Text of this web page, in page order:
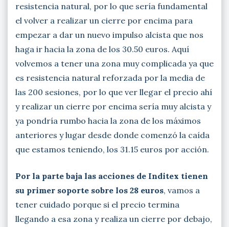
resistencia natural, por lo que sería fundamental
el volver a realizar un cierre por encima para
empezar a dar un nuevo impulso alcista que nos
haga ir hacia la zona de los 30.50 euros. Aquí
volvemos a tener una zona muy complicada ya que
es resistencia natural reforzada por la media de
las 200 sesiones, por lo que ver llegar el precio ahí
y realizar un cierre por encima sería muy alcista y
ya pondría rumbo hacia la zona de los máximos
anteriores y lugar desde donde comenzó la caída
que estamos teniendo, los 31.15 euros por acción.
Por la parte baja las acciones de Inditex tienen
su primer soporte sobre los 28 euros, vamos a
tener cuidado porque si el precio termina
llegando a esa zona y realiza un cierre por debajo,